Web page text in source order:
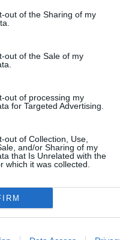
out of the Sharing of my
out of the Sale of my
out of processing my
for Targeted Advertising.
out of Collection, Use,
and/or Sharing of my
that Is Unrelated with the
which it was collected.
Το
ΘΕΑΤΡΟ -
θάνατος